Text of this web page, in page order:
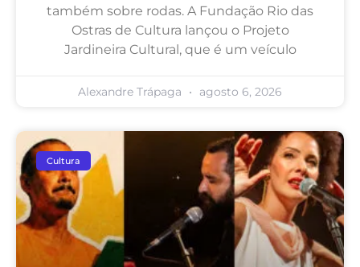
também sobre rodas. A Fundação Rio das
Ostras de Cultura lançou o Projeto
Jardineira Cultural, que é um veículo
Alexandre Trápaga agosto 6, 2026
Cultura